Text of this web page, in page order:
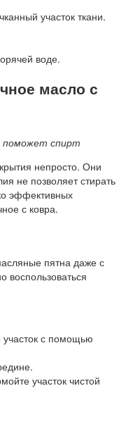
участок ткани.
воде.
масло с
поможет спирт
непросто. Они
не позволяет стирать
эффективных
с ковра.
пятна даже с
воспользоваться
участок с помощью
участок чистой